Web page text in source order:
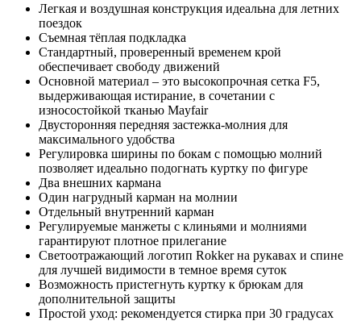
Легкая и воздушная конструкция идеальна для летних
поездок
Съемная тёплая подкладка
Стандартный, проверенный временем крой
обеспечивает свободу движений
Основной материал – это высокопрочная сетка F5,
выдерживающая истирание, в сочетании с
износостойкой тканью Mayfair
Двусторонняя передняя застежка-молния для
максимального удобства
Регулировка ширины по бокам с помощью молний
позволяет идеально подогнать куртку по фигуре
Два внешних кармана
Один нагрудный карман на молнии
Отдельный внутренний карман
Регулируемые манжеты с клиньями и молниями
гарантируют плотное прилегание
Светоотражающий логотип Rokker на рукавах и спине
для лучшей видимости в темное время суток
Возможность пристегнуть куртку к брюкам для
дополнительной защиты
Простой уход: рекомендуется стирка при 30 градусах